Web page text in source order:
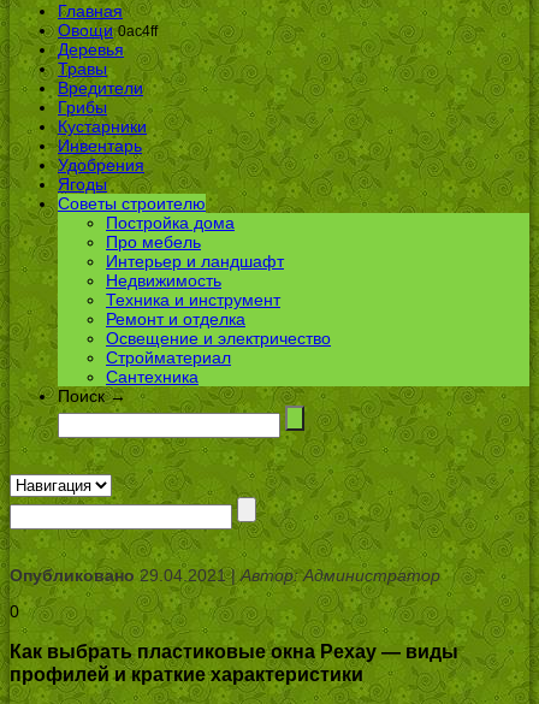
Главная
Овощи 0ac4ff
Деревья
Травы
Вредители
Грибы
Кустарники
Инвентарь
Удобрения
Ягоды
Советы строителю
Постройка дома
Про мебель
Интерьер и ландшафт
Недвижимость
Техника и инструмент
Ремонт и отделка
Освещение и электричество
Стройматериал
Сантехника
Поиск →
Опубликовано29.04.2021 |Автор: Администратор
0
Как выбрать пластиковые окна Рехау — виды
профилей и краткие характеристики